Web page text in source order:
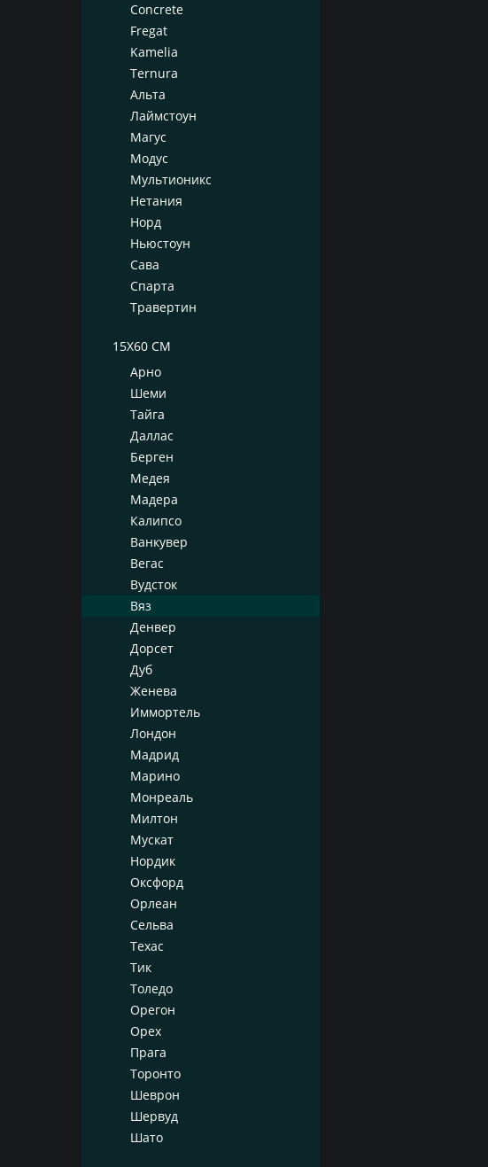
Concrete
Fregat
Kamelia
Ternura
Альта
Лаймстоун
Магус
Модус
Мультионикс
Нетания
Норд
Ньюстоун
Сава
Спарта
Травертин
15X60 СМ
Арно
Шеми
Тайга
Даллас
Берген
Медея
Мадера
Калипсо
Ванкувер
Вегас
Вудсток
Вяз
Денвер
Дорсет
Дуб
Женева
Иммортель
Лондон
Мадрид
Марино
Монреаль
Милтон
Мускат
Нордик
Оксфорд
Орлеан
Сельва
Техас
Тик
Толедо
Орегон
Орех
Прага
Торонто
Шеврон
Шервуд
Шато